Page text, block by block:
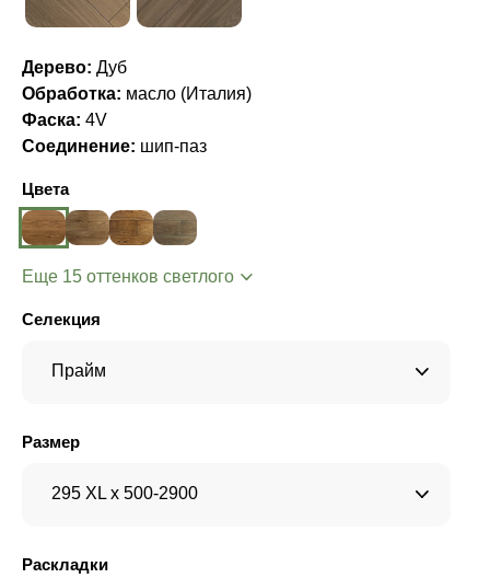
Дерево: Дуб
Обработка: масло (Италия)
Фаска: 4V
Соединение: шип-паз
Цвета
Еще 15 оттенков светлого
Селекция
Прайм
Размер
295 XL x 500-2900
Раскладки